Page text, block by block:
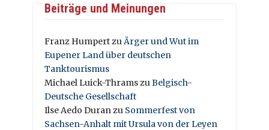
Beiträge und Meinungen
Franz Humpert zu Ärger und Wut im
Eupener Land über deutschen
Tanktourismus
Michael Luick-Thrams zu Belgisch-
Deutsche Gesellschaft
Ilse Aedo Duran zu Sommerfest von
Sachsen-Anhalt mit Ursula von der Leyen